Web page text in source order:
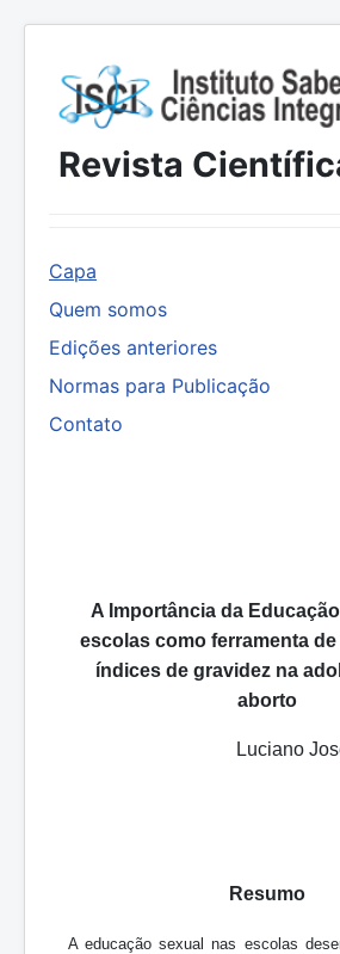
Revista
Capa
Quem somos
Edições anteriores
Normas para Publicação
Contato
A Importância da
escolas como ferramenta de
índices de gravidez na a
aborto
Luciano
Resumo
A educação sexual nas escolas